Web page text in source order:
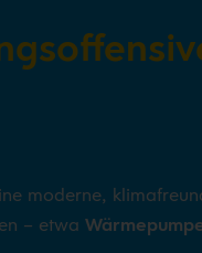
moderne,
– etwa